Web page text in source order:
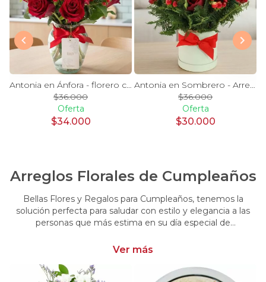
Antonia en Ánfora - florero con 9 rosas rojo e hypericum
$36.000
Oferta
$34.000
Antonia en Sombrero - Arreglo 9 rosas rojo e hypericum
$36.000
Oferta
$30.000
Arreglos Florales de Cumpleaños
Bellas Flores y Regalos para Cumpleaños, tenemos la
solución perfecta para saludar con estilo y elegancia a las
personas que más estima en su día especial de
para cumpleaños
Ver más